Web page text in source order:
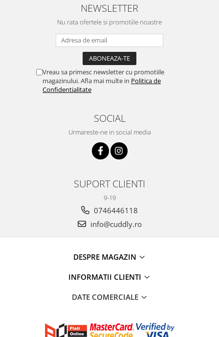
NEWSLETTER
Nu rata ofertele si promotiile noastre
Vreau sa primesc newsletter cu promotiile
magazinului. Afla mai multe in Politica de
Confidentialitate
SOCIAL
Urmareste-ne in social media
SUPORT CLIENTI
9-19
0746446118
info@cuddly.ro
DESPRE MAGAZIN
INFORMATII CLIENTI
DATE COMERCIALE